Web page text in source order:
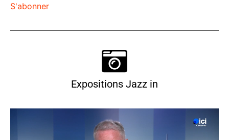
S'abonner
Expositions Jazz in